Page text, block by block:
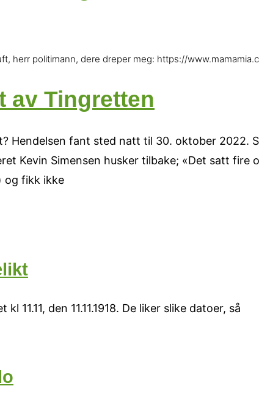
herr politimann, dere dreper meg: https://
av Tingretten
Hendelsen fant sted natt til 30. oktober 2022.
Kevin Simensen husker tilbake; «Det satt fire
og fikk ikke
den 11.11.1918. De liker slike datoer, så